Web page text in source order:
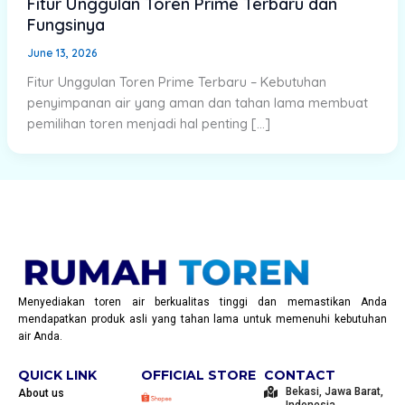
Fungsinya
June 13, 2026
Fitur Unggulan Toren Prime Terbaru – Kebutuhan
penyimpanan air yang aman dan tahan lama membuat
pemilihan toren menjadi hal penting […]
Menyediakan toren air berkualitas tinggi dan memastikan Anda
mendapatkan produk asli yang tahan lama untuk memenuhi kebutuhan
air Anda.
QUICK LINK
About us
OFFICIAL STORE CONTACT
Bekasi, Jawa Barat,